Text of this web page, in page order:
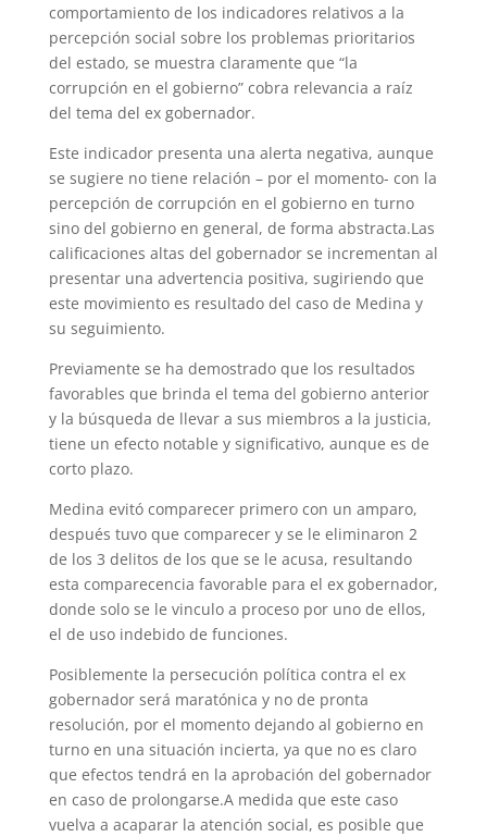
comportamiento de los indicadores relativos a la
percepción social sobre los problemas prioritarios
del estado, se muestra claramente que “la
corrupción en el gobierno” cobra relevancia a raíz
del tema del ex gobernador.
Este indicador presenta una alerta negativa, aunque
se sugiere no tiene relación – por el momento- con la
percepción de corrupción en el gobierno en turno
sino del gobierno en general, de forma abstracta.Las
calificaciones altas del gobernador se incrementan al
presentar una advertencia positiva, sugiriendo que
este movimiento es resultado del caso de Medina y
su seguimiento.
Previamente se ha demostrado que los resultados
favorables que brinda el tema del gobierno anterior
y la búsqueda de llevar a sus miembros a la justicia,
tiene un efecto notable y significativo, aunque es de
corto plazo.
Medina evitó comparecer primero con un amparo,
después tuvo que comparecer y se le eliminaron 2
de los 3 delitos de los que se le acusa, resultando
esta comparecencia favorable para el ex gobernador,
donde solo se le vinculo a proceso por uno de ellos,
el de uso indebido de funciones.
Posiblemente la persecución política contra el ex
gobernador será maratónica y no de pronta
resolución, por el momento dejando al gobierno en
turno en una situación incierta, ya que no es claro
que efectos tendrá en la aprobación del gobernador
en caso de prolongarse.A medida que este caso
vuelva a acaparar la atención social, es posible que